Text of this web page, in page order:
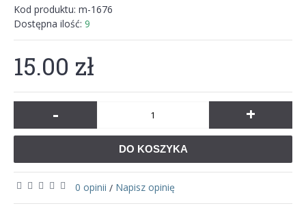
Kod produktu: m-1676
Dostępna ilość: 9
15.00 zł
- +
DO KOSZYKA
0 opinii / Napisz opinię